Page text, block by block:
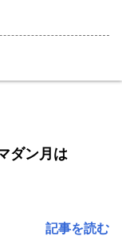
ダン月は
記事を読む